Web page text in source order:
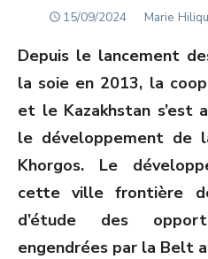
POSTED
15/09/2024 Author
Marie
Depuis le lancement
la soie en 2013, la
et le Kazakhstan s’est
le développement de
Khorgos. Le
cette ville frontière
d’étude des
engendrées par la Belt